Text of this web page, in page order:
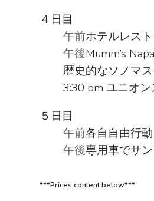
４日目
午前ホテルレス
午後Mumm’s
歴史的なソノマ
3:30 pm ユニオ
５日目
午前各自自由行動
午後専用車でサ
***Prices content below***